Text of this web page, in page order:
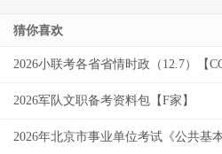
猜你喜欢
2026小联考各省省情时政（12.7）【
2026军队文职备考资料包【F家】
2026年北京市事业单位考试《公共基